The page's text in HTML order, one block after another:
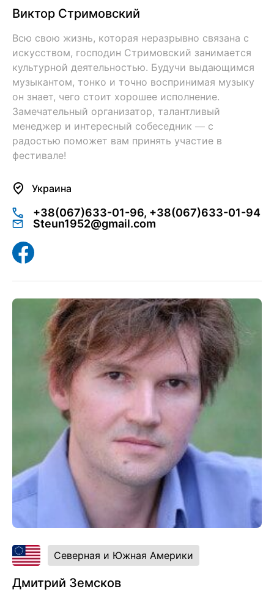
Виктор Стримовский
Всю свою жизнь, которая неразрывно связана с
искусством, господин Стримовский занимается
культурной деятельностью. Будучи выдающимся
музыкантом, тонко и точно воспринимая музыку
он знает, чего стоит хорошее исполнение.
Замечательный организатор, талантливый
менеджер и интересный собеседник — с
радостью поможет вам принять участие в
фестивале!
Украина
+38(067)633-01-96, +38(067)633-01-94
Steun1952@gmail.com
Северная и Южная Америки
Дмитрий Земсков